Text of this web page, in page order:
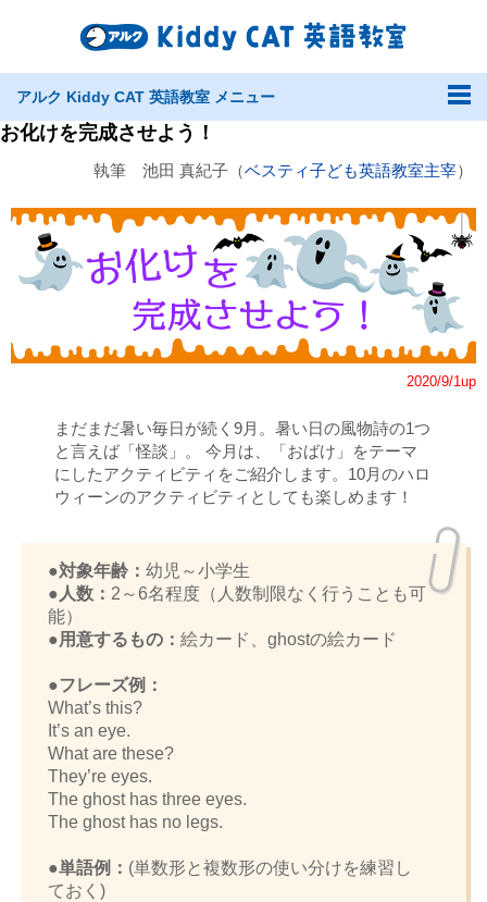
アルク Kiddy CAT 英語教室 メニュー
お化けを完成させよう！
執筆 池田 真紀子（ベスティ子ども英語教室主宰）
2020/9/1up
まだまだ暑い毎日が続く9月。暑い日の風物詩の1つ
と言えば「怪談」。 今月は、「おばけ」をテーマ
にしたアクティビティをご紹介します。10月のハロ
ウィーンのアクティビティとしても楽しめます！
●対象年齢： 幼児～小学生
●人数： 2～6名程度（人数制限なく行うことも可
能）
●用意するもの： 絵カード、ghostの絵カード
●フレーズ例：
What’s this?
It’s an eye.
What are these?
They’re eyes.
The ghost has three eyes.
The ghost has no legs.
●単語例： (単数形と複数形の使い分けを練習し
ておく)